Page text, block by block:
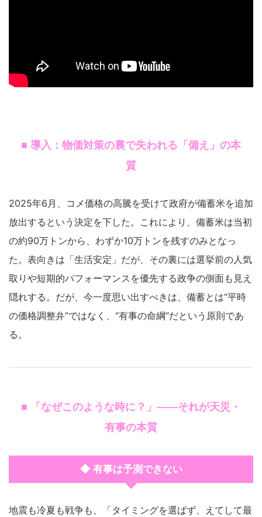
■ 導入：物価対策の裏で失われる「備え」の本
質
2025年6月、コメ価格の高騰を受けて政府が備蓄米を追加
放出するという決定を下した。これにより、備蓄米は当初
の約90万トンから、わずか10万トンを残すのみとなっ
た。表向きは「生活安定」だが、その裏には選挙前の人気
取りや短期的パフォーマンスを優先する政争の側面も見え
隠れする。だが、今一度思い出すべきは、備蓄とは“平時
の価格調整弁”ではなく、“有事の命綱”だという原則であ
る。
■ 「なぜこのような時に？」——それが天災・
有事の本質
◆ 有事は予測できない
地震も冷夏も戦争も、「タイミングを選ばず、えてして最